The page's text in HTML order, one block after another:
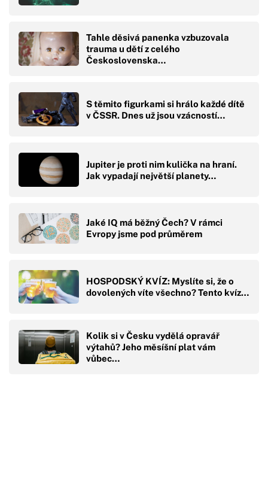
Tahle děsivá panenka vzbuzovala
trauma u dětí z celého
Československa…
S těmito figurkami si hrálo každé dítě
v ČSSR. Dnes už jsou vzácností…
Jupiter je proti nim kulička na hraní.
Jak vypadají největší planety…
Jaké IQ má běžný Čech? V rámci
Evropy jsme pod průměrem
HOSPODSKÝ KVÍZ: Myslíte si, že o
dovolených víte všechno? Tento kvíz…
Kolik si v Česku vydělá opravář
výtahů? Jeho měsíšní plat vám
vůbec…